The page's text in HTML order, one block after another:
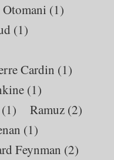
Otomani (1)
(1)
Cardin (1)
(1)
(1) Ramuz (2)
(1)
Feynman (2)